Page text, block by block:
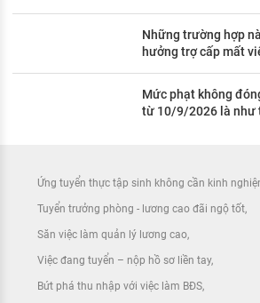
Những trường hợp
hưởng trợ cấp mất
Mức phạt không
từ 10/9/2026 là như
Ứng tuyển thực tập sinh không cần kinh
Tuyển trưởng phòng - lương cao đãi ngộ tốt
Săn việc làm quản lý lương cao
Việc đang tuyển – nộp hồ sơ liền tay
Bứt phá thu nhập với việc làm BĐS